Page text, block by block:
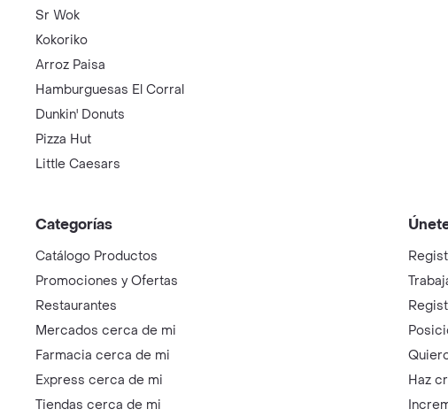
Sr Wok
Kokoriko
Arroz Paisa
Hamburguesas El Corral
Dunkin' Donuts
Pizza Hut
Little Caesars
Categorías
Catálogo Productos
Promociones y Ofertas
Restaurantes
Mercados cerca de mi
Farmacia cerca de mi
Express cerca de mi
Tiendas cerca de mi
Haz